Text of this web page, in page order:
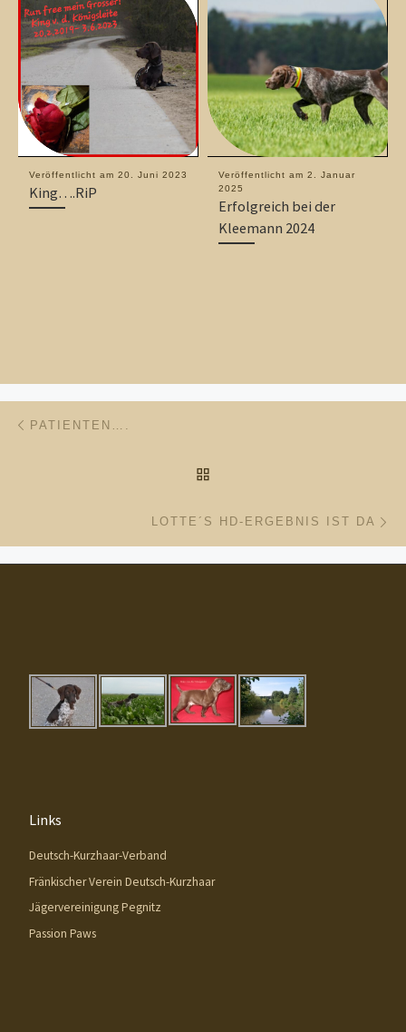
Veröffentlicht am 20. Juni 2023
King….RiP
Veröffentlicht am 2. Januar
2025
Erfolgreich bei der
Kleemann 2024
Beitragsnavigation
PATIENTEN….
LOTTE´S HD-ERGEBNIS IST DA
Links
Deutsch-Kurzhaar-Verband
Fränkischer Verein Deutsch-Kurzhaar
Jägervereinigung Pegnitz
Passion Paws